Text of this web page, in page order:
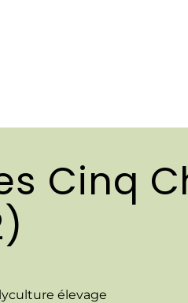
Cinq
élevage